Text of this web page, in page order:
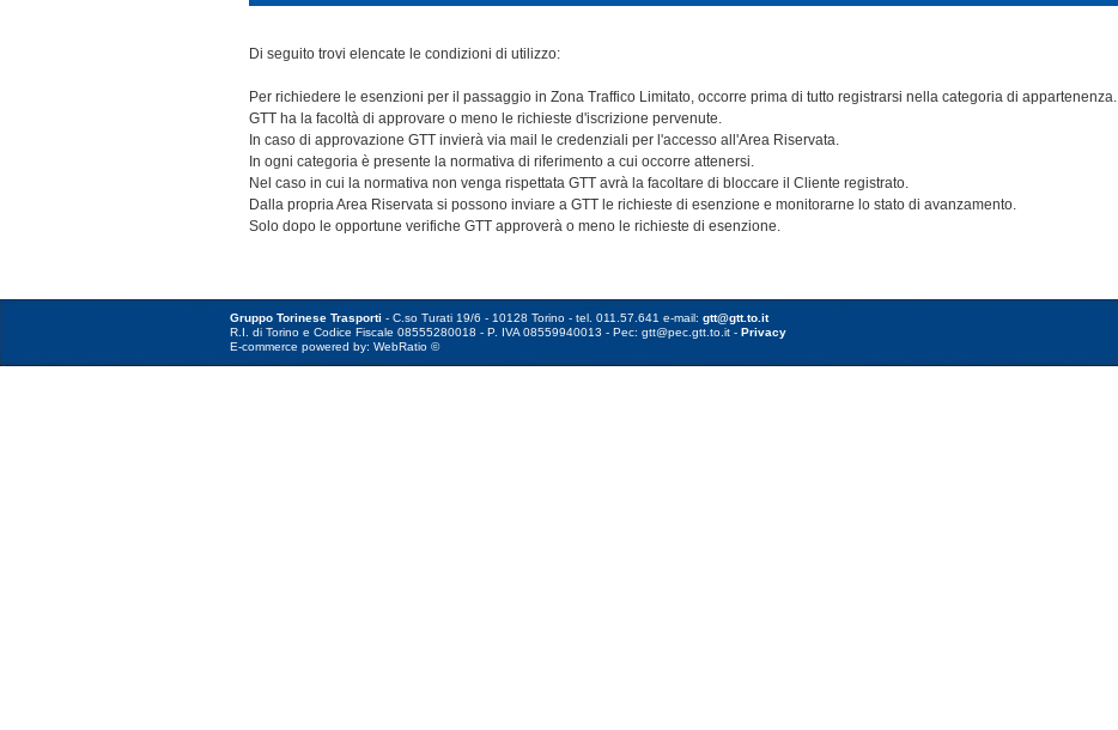
Di seguito trovi elencate le condizioni di utilizzo:
Per richiedere le esenzioni per il passaggio in Zona Traffico Limitato, occorre prima di tutto registrarsi nella categoria di appartenenza.
GTT ha la facoltà di approvare o meno le richieste d'iscrizione pervenute.
In caso di approvazione GTT invierà via mail le credenziali per l'accesso all'Area Riservata.
In ogni categoria è presente la normativa di riferimento a cui occorre attenersi.
Nel caso in cui la normativa non venga rispettata GTT avrà la facoltare di bloccare il Cliente registrato.
Dalla propria Area Riservata si possono inviare a GTT le richieste di esenzione e monitorarne lo stato di avanzamento.
Solo dopo le opportune verifiche GTT approverà o meno le richieste di esenzione.
Gruppo Torinese Trasporti - C.so Turati 19/6 - 10128 Torino - tel. 011.57.641 e-mail: gtt@gtt.to.it
R.I. di Torino e Codice Fiscale 08555280018 - P. IVA 08559940013 - Pec: gtt@pec.gtt.to.it - Privacy
E-commerce powered by: WebRatio ©